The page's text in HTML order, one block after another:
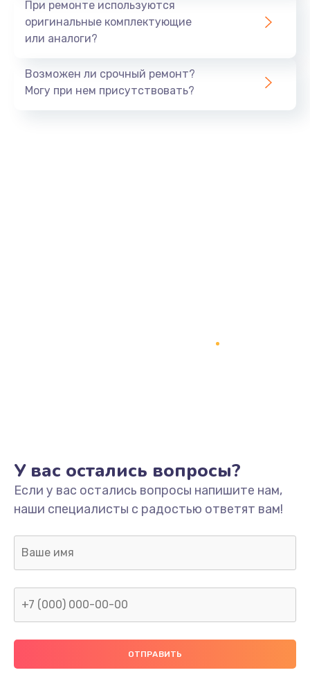
При ремонте используются
оригинальные комплектующие
или аналоги?
Возможен ли срочный ремонт?
Могу при нем присутствовать?
У вас остались вопросы?
Если у вас остались вопросы напишите нам,
наши специалисты с радостью ответят вам!